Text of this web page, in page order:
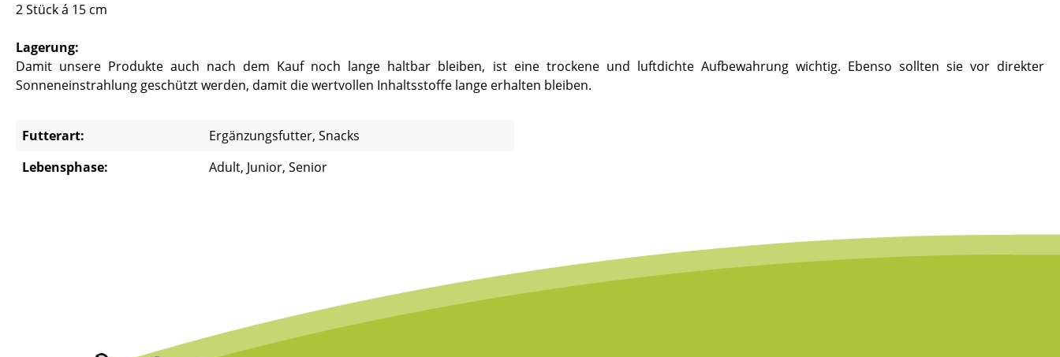
2 Stück á 15 cm
Lagerung:
Damit unsere Produkte auch nach dem Kauf noch lange haltbar bleiben, ist eine trockene und luftdichte Aufbewahrung wichtig. Ebenso sollten sie vor direkter
Sonneneinstrahlung geschützt werden, damit die wertvollen Inhaltsstoffe lange erhalten bleiben.
Futterart:
Ergänzungsfutter, Snacks
Lebensphase:
Adult, Junior, Senior